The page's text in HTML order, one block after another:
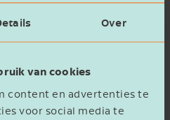
Over
van cookies
content en advertenties te
voor social media te